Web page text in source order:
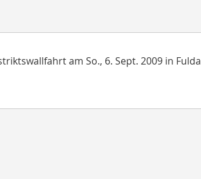
am So., 6. Sept. 2009 in Fulda